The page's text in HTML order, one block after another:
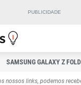
SAMSUNG GALAXY Z
nossos links, podemos